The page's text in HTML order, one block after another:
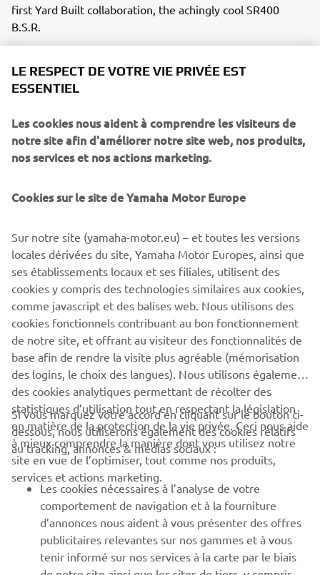
first Yard Built collaboration, the achingly cool SR400
B.S.R.
Heritage range," commented Yamaha Motor Europe
Marketing Coordinator Cristian Barelli. "It's an iconic style
the desire to keep going when the tarmac runs out is
more and more common, so the SCR950 is made to let
the adventure continue! To show this we turned to a
the result is stunning. Go Takamine has perfectly captured
single airhead SR into a scrambler style cool toy, and we
wanted the same feeling with the SCR, which he delivered
in proper Brat Style!"
To find out more about Brat Style vsit:www.bratstyle.com
CORPORATE
BUSINESS
PLUS YAMAHA
SUPPORT
LE RESPECT DE VOTRE VIE PRIVÉE EST
ESSENTIEL
Les cookies nous aident à comprendre les visiteurs de
notre site afin d'améliorer notre site web, nos produits,
nos services et nos actions marketing.
Cookies sur le site de Yamaha Motor Europe
Sur notre site (yamaha-motor.eu) – et toutes les versions
locales dérivées du site, Yamaha Motor Europes, ainsi que
ses établissements locaux et ses filiales, utilisent des
cookies y compris des technologies similaires aux cookies,
comme javascript et des balises web. Nous utilisons des
cookies fonctionnels contribuant au bon fonctionnement
de notre site, et offrant au visiteur des fonctionnalités de
base afin de rendre la visite plus agréable (mémorisation
des logins, le choix des langues). Nous utilisons également
des cookies analytiques permettant de récolter des
statistiques d’utilisation tout en respectant la législation
en matière de la protection de la vie privée. Ceci nous aide
à mieux comprendre la manière dont vous utilisez notre
site en vue de l’optimiser, tout comme nos produits,
services et actions marketing.
Si vous marquez votre accord en cliquant sur le bouton ci-
dessous, nous utiliserons également des cookies relatifs
au tracking, annonces & médias sociaux :
Les cookies nécessaires à l’analyse de votre
comportement de navigation et à la fourniture
d’annonces nous aident à vous présenter des offres
publicitaires relevantes sur nos gammes et à vous
tenir informé sur nos services à la carte par le biais